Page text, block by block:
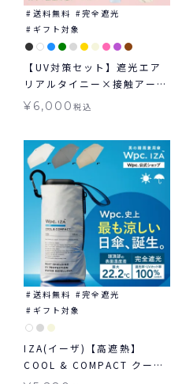
送料無料
完全遮光
ギフト対象
【UV対策セット】遮光エア
リアルタイニー×接触アーム
カバー セット 折りたたみ日
¥ 6,000税込
送料無料
完全遮光
ギフト対象
IZA(イーザ)【高遮熱】
COOL & COMPACT クール